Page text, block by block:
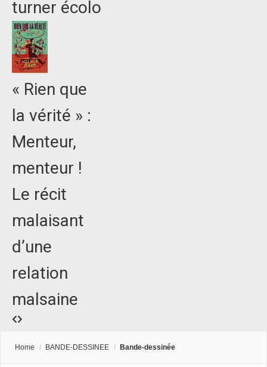
turner écolo
« Rien que
la vérité » :
Menteur,
menteur !
Le récit
malaisant
d’une
relation
malsaine
Home / BANDE-DESSINEE / Bande-dessinée